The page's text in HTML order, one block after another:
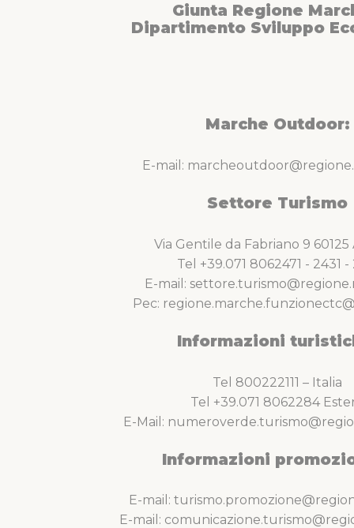
Giunta Regione
Dipartimento Sviluppo
Marche Outdoor:
E-mail:
Settore Turismo
Via Gentile da Fabriano 9
Tel +39.071 8062471 - 2431 -
E-mail:
Pec:
Informazioni
Tel 800222111 – Italia
Tel +39.071 8062284
E-Mail:
Informazioni
E-mail:
E-mail: